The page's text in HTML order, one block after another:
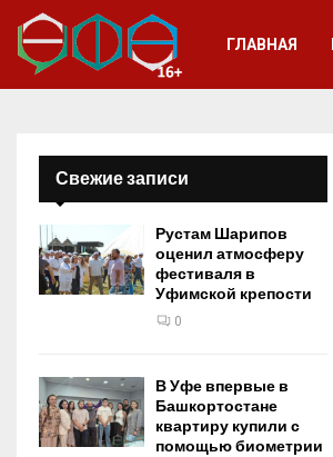
ГЛАВНАЯ
Свежие записи
Рустам Шарипов
оценил атмосферу
фестиваля в
Уфимской крепости
0
В Уфе впервые в
Башкортостане
квартиру купили с
помощью биометрии